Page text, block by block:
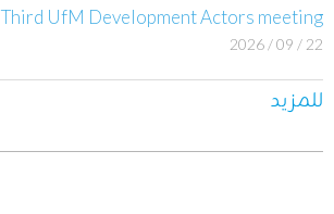
Third UfM Development Actors meeting
22 / 09 / 2026
للمزيد